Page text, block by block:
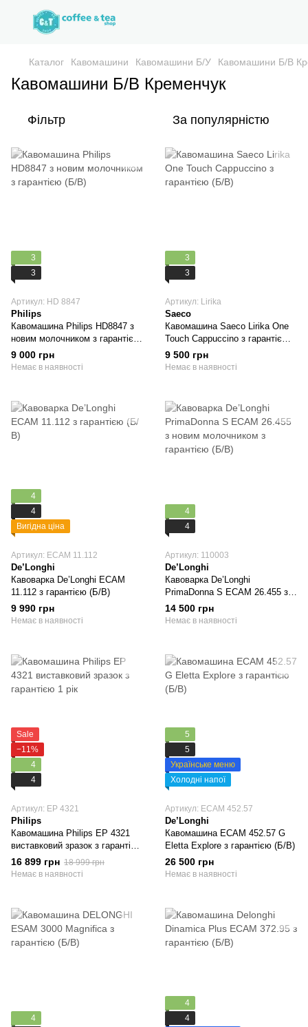
Каталог Кавомашини Кавомашини Б/У Кавомашини Б/В
Кавомашини Б/В Кременчук
Фільтр За популярністю
3
3
Артикул: HD 8847
Philips
Кавомашина Philips HD8847 з
новим молочником з гарантією
(Б/В)
9 000 грн
Немає в наявності
3
3
Артикул: Lirika
Saeco
Кавомашина Saeco Lirika One
Touch Cappuccino з гарантією
(Б/В)
9 500 грн
Немає в наявності
4
4
Вигідна ціна
Артикул: ECAM 11.112
De’Longhi
Кавоварка De’Longhi ECAM
11.112 з гарантією (Б/В)
9 990 грн
Немає в наявності
4
4
Артикул: 110003
De’Longhi
Кавоварка De’Longhi
PrimaDonna S ECAM 26.455 з
новим молочником з гарантією
(Б/В)
14 500 грн
Немає в наявності
Sale
−11%
4
4
Артикул: EP 4321
Philips
Кавомашина Philips EP 4321
виставковий зразок з гарантією
1 рік
16 899 грн 18 999 грн
Немає в наявності
5
5
Українське меню
Холодні напої
Артикул: ECAM 452.57
De’Longhi
Кавомашина ECAM 452.57 G
Eletta Explore з гарантією (Б/В)
26 500 грн
Немає в наявності
4
4
4